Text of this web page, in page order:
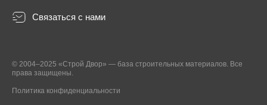
Связаться с нами
© 2004–2025 «Строй Двор» — база строительных материалов. Все
права защищены.
Политика конфиденциальности